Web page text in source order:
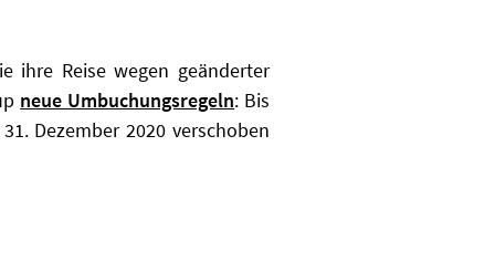
ihre Reise wegen geänderter
neue Umbuchungsregeln: Bis
Dezember 2020 verschoben